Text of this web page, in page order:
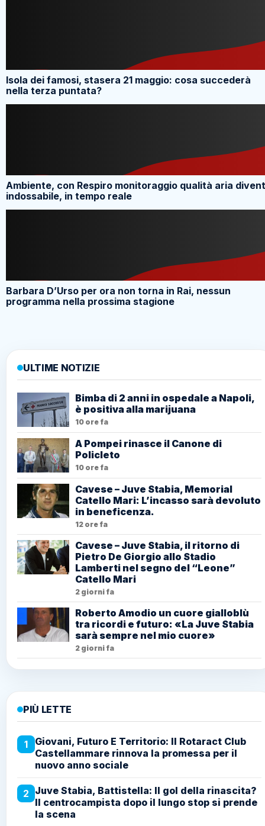
Isola dei famosi, stasera 21 maggio: cosa succederà
nella terza puntata?
Ambiente, con Respiro monitoraggio qualità aria
indossabile, in tempo reale
Barbara D’Urso per ora non torna in Rai, nessun
programma nella prossima stagione
ULTIME NOTIZIE
Bimba di 2 anni in ospedale a Napoli,
è positiva alla marijuana
10 ore fa
A Pompei rinasce il Canone di
Policleto
10 ore fa
Cavese – Juve Stabia, Memorial
Catello Mari: L’incasso sarà devoluto
in beneficenza.
12 ore fa
Cavese – Juve Stabia, il ritorno di
Pietro De Giorgio allo Stadio
Lamberti nel segno del “Leone”
Catello Mari
2 giorni fa
Roberto Amodio un cuore gialloblù
tra ricordi e futuro: «La Juve Stabia
sarà sempre nel mio cuore»
2 giorni fa
PIÙ LETTE
1
Giovani, Futuro E Territorio: Il Rotaract Club
Castellammare rinnova la promessa per il
nuovo anno sociale
2 Juve Stabia, Battistella: Il gol della rinascita?
Il centrocampista dopo il lungo stop si prende
la scena